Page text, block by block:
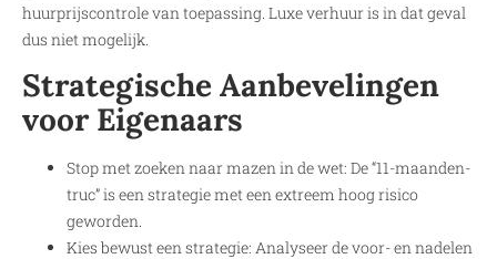
huurprijscontrole van toepassing. Luxe verhuur is in dat geval
dus niet mogelijk.
Strategische Aanbevelingen
voor Eigenaars
Stop met zoeken naar mazen in de wet: De “11-maanden-
truc” is een strategie met een extreem hoog risico
geworden.
Kies bewust een strategie: Analyseer de voor- en nadelen